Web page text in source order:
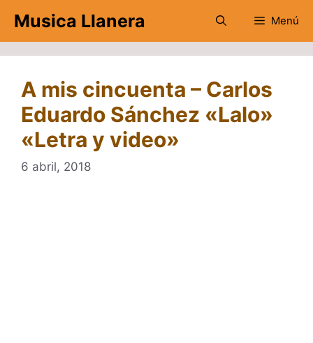
contenido
Musica Llanera Menú
A mis cincuenta – Carlos
Eduardo Sánchez «Lalo»
«Letra y video»
6 abril, 2018